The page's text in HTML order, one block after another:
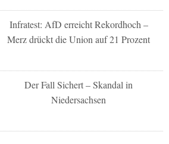
Infratest: AfD erreicht Rekordhoch –
Merz drückt die Union auf 21 Prozent
Der Fall Sichert – Skandal in
Niedersachsen